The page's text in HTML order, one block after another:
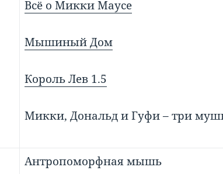
Всё о Микки Маусе
Мышиный Дом
Король Лев 1.5
Микки, Дональд и Гуфи – три
Антропоморфная мышь